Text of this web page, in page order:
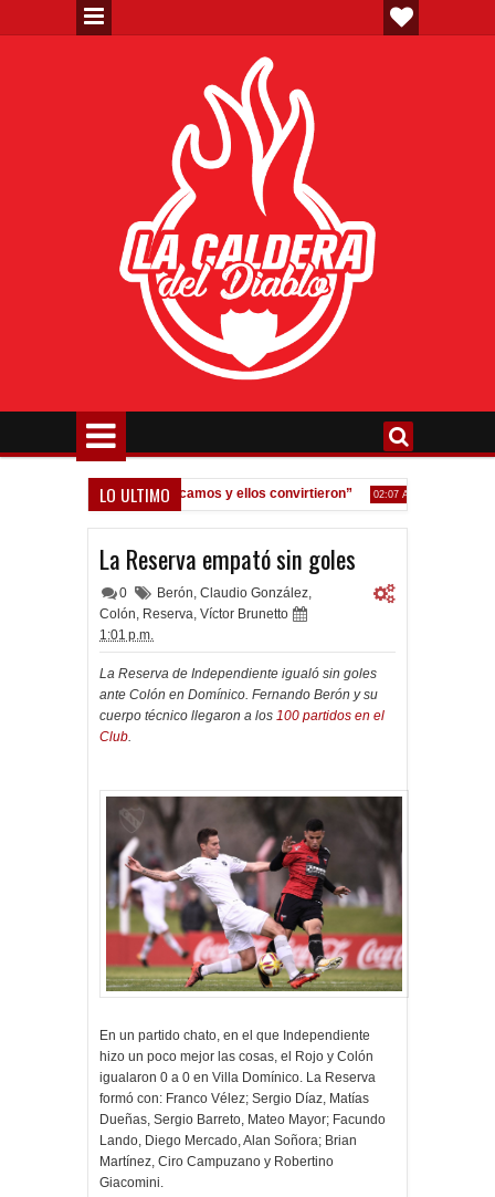
LO ULTIMO
errores, nos equivocamos y ellos convirtieron” 02:07 AM Fedorco: "Un
La Reserva empató sin goles
0 Berón, Claudio González,
Colón, Reserva, Víctor Brunetto
1:01 p.m.
La Reserva de Independiente igualó sin goles
ante Colón en Domínico. Fernando Berón y su
cuerpo técnico llegaron a los 100 partidos en el
Club.
En un partido chato, en el que Independiente
hizo un poco mejor las cosas, el Rojo y Colón
igualaron 0 a 0 en Villa Domínico. La Reserva
formó con: Franco Vélez; Sergio Díaz, Matías
Dueñas, Sergio Barreto, Mateo Mayor; Facundo
Lando, Diego Mercado, Alan Soñora; Brian
Martínez, Ciro Campuzano y Robertino
Giacomini.